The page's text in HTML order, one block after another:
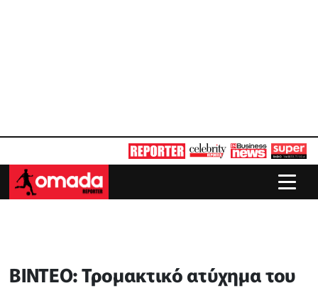
BINTEO: Τρομακτικό ατύχημα του